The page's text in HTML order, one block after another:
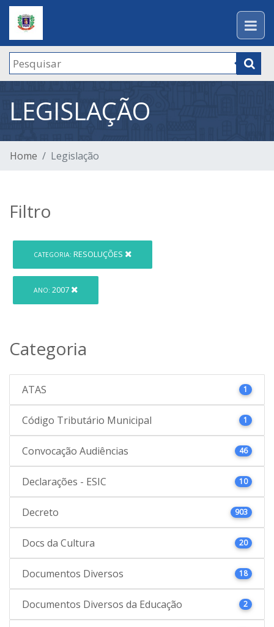
LEGISLAÇÃO
Home Legislação
Filtro
CATEGORIA: RESOLUÇÕES
ANO: 2007
Categoria
ATAS 1
Código Tributário Municipal 1
Convocação Audiências 46
Declarações - ESIC 10
Decreto 903
Docs da Cultura 20
Documentos Diversos 18
Documentos Diversos da Educação 2